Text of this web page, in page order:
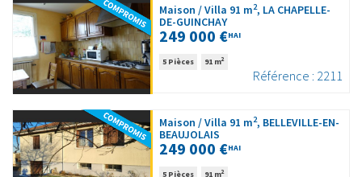
Maison / Villa 91 m2, LA CHAPELLE-
DE-GUINCHAY
249 000 €HAI
5 Pièces 91 m2
Référence : 2211
Maison / Villa 91 m2, BELLEVILLE-EN-
BEAUJOLAIS
249 000 €HAI
5 Pièces 91 m2